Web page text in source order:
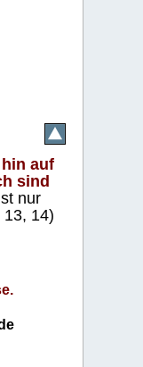
auf
sind
nur
14)